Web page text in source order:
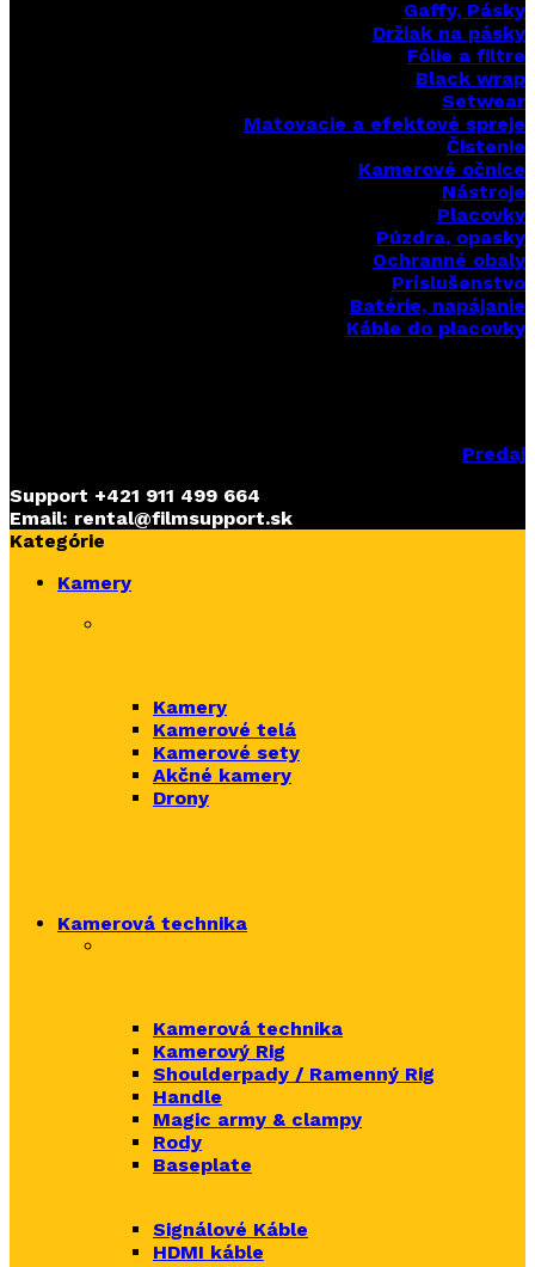
Gaffy, Pásky
Držiak na pásky
Fólie a filtre
Black wrap
Setwear
Matovacie a efektové spreje
Čistenie
Kamerové očnice
Nástroje
Placovky
Púzdra, opasky
Ochranné obaly
Príslušenstvo
Batérie, napájanie
Káble do placovky
Predaj
Support +421 911 499 664
Email: rental@filmsupport.sk
Kategórie
Kamery
Kamery
Kamerové telá
Kamerové sety
Akčné kamery
Drony
Kamerová technika
Kamerová technika
Kamerový Rig
Shoulderpady / Ramenný Rig
Handle
Magic army & clampy
Rody
Baseplate
Signálové Káble
HDMI káble